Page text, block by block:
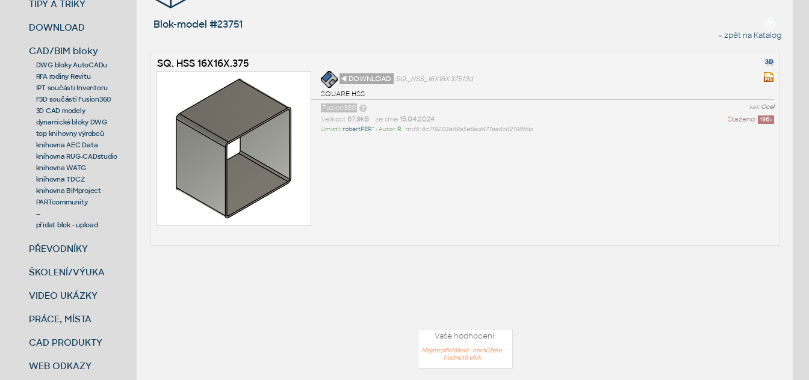
TIPY A TRIKY
DOWNLOAD
CAD/BIM bloky
DWG bloky AutoCADu
RFA rodiny Revitu
IPT součásti Inventoru
F3D součásti Fusion360
3D CAD modely
dynamické bloky DWG
top knihovny výrobců
knihovna AEC Data
knihovna RUG-CADstudio
knihovna WATG
knihovna TDCZ
knihovna BIMproject
PARTcommunity
--
přidat blok - upload
PŘEVODNÍKY
ŠKOLENÍ/VÝUKA
VIDEO UKÁZKY
PRÁCE, MÍSTA
CAD PRODUKTY
WEB ODKAZY
Blok-model #23751
« zpět na Katalog
SQ. HSS 16X16X.375
◄ DOWNLOAD
SQ._HSS_16X16X.375.f3d
SQUARE HSS
kat:Ocel
Fusion360
Staženo: 196x
Velikost 67,9kB• ze dne 15.04.2024
Umístil:robertPER^ • Autor: R• md5: 6c719203a69a5e8ad477aa4c62198f6b
Vaše hodnocení:
Nejste přihlášeni - nemůžete
hodnotit blok